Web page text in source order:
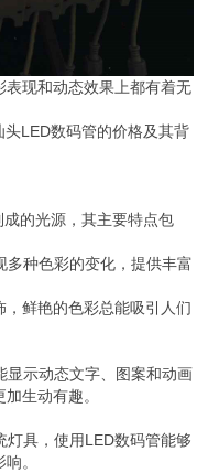
现和动态效果上都有着无
LED数码管的价格及其背
的光源，其主要特点包
多种色彩的变化，提供丰富
鲜艳的色彩总能吸引人们
显示动态文字、图案和动画
生动有趣。
具，使用LED数码管能够
。